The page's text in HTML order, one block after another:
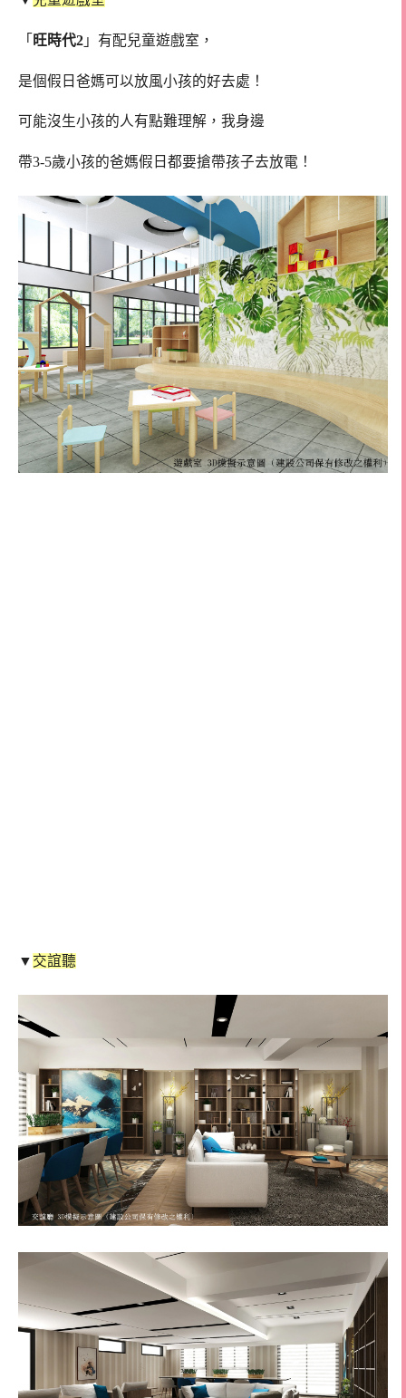
「 旺時代2 」有配兒童遊戲室，
是個假日爸媽可以放風小孩的好去處！
可能沒生小孩的人有點難理解，我身邊
帶3-5歲小孩的爸媽假日都要搶帶孩子去放電！
▼ 交誼聽